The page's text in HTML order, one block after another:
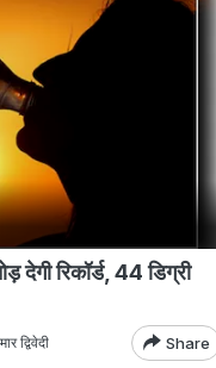
रिकॉर्ड, 44 डिग्री
द्विवेदी Share